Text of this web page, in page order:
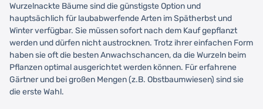
Wurzelnackte Bäume sind die günstigste Option und
hauptsächlich für laubabwerfende Arten im Spätherbst und
Winter verfügbar. Sie müssen sofort nach dem Kauf gepflanzt
werden und dürfen nicht austrocknen. Trotz ihrer einfachen Form
haben sie oft die besten Anwachschancen, da die Wurzeln beim
Pflanzen optimal ausgerichtet werden können. Für erfahrene
Gärtner und bei großen Mengen (z.B. Obstbaumwiesen) sind sie
die erste Wahl.